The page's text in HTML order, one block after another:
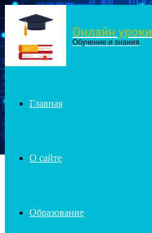
Menu Онлайн уроки
Обучение и знания
Главная
О сайте
Образование